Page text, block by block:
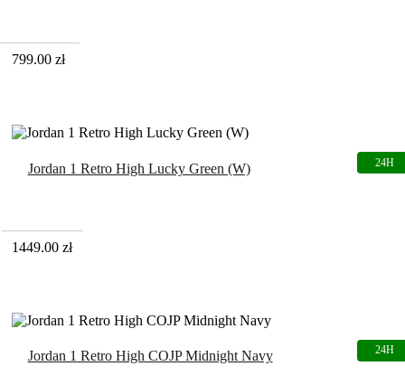
799.00 zł
Jordan 1 Retro High Lucky Green (W)
1449.00 zł
Jordan 1 Retro High COJP Midnight Navy